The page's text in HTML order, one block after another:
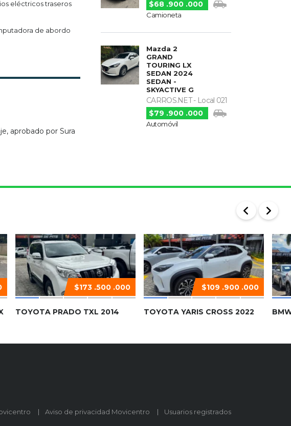
eléctricos traseros
de abordo
aprobado por Sura
$68 .900 .000
Camioneta
Mazda 2
GRAND
TOURING LX
SEDAN 2024
SEDAN -
SKYACTIVE G
CARROS.NET - Local 021
$79 .900 .000
Automóvil
$173 .500 .000
TOYOTA PRADO TXL 2014
$109 .900 .000
TOYOTA YARIS CROSS 2022
Aviso de privacidad Movicentro Usuarios registrados